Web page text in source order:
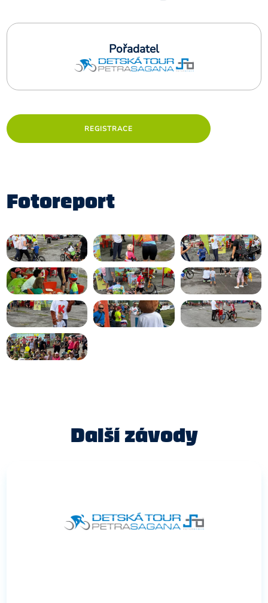
Pořadatel
REGISTRACE
Fotoreport
Další závody